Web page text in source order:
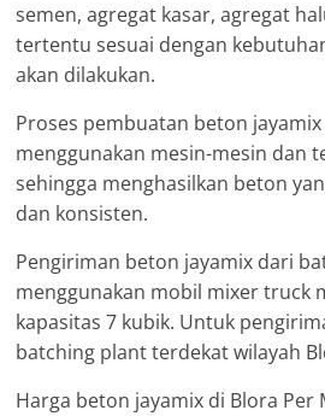
semen, agregat kasar, agregat
tertentu sesuai dengan
akan dilakukan.
Proses pembuatan beton
menggunakan mesin-mesin dan
sehingga menghasilkan beton
dan konsisten.
Pengiriman beton jayamix dari
menggunakan mobil mixer truck
kapasitas 7 kubik. Untuk
batching plant terdekat wilayah
Harga beton jayamix di Blora Per